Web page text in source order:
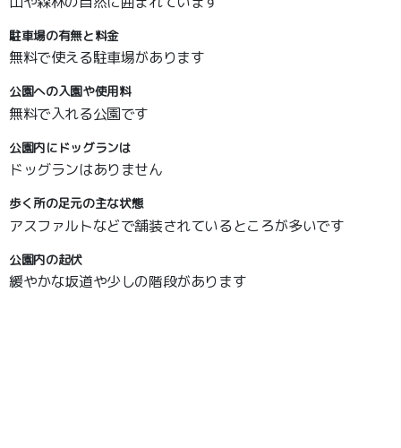
駐車場の有無と料金
無料で使える駐車場があります
公園への入園や使用料
無料で入れる公園です
公園内にドッグランは
ドッグランはありません
歩く所の足元の主な状態
アスファルトなどで舗装されているところが多いです
公園内の起伏
緩やかな坂道や少しの階段があります